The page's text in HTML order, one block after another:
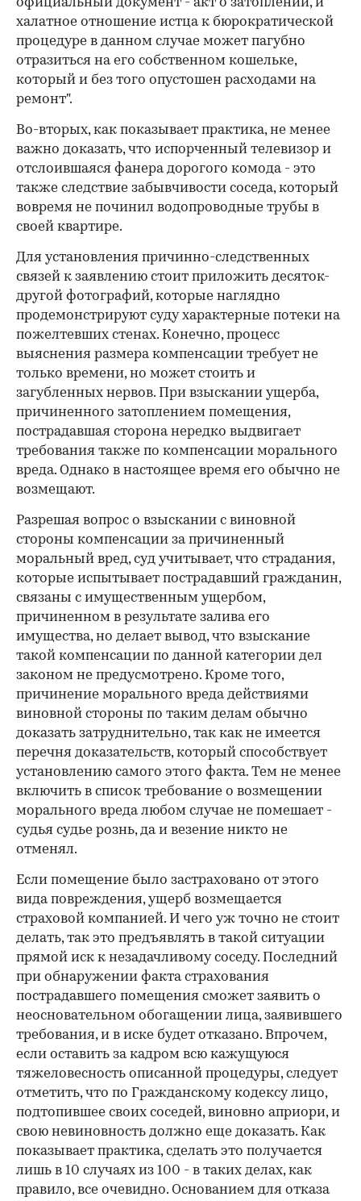
халатное отношение истца к бюрократической
процедуре в данном случае может пагубно
отразиться на его собственном кошельке,
который и без того опустошен расходами на
ремонт".
Во-вторых, как показывает практика, не менее
важно доказать, что испорченный телевизор и
отслоившаяся фанера дорогого комода - это
также следствие забывчивости соседа, который
вовремя не починил водопроводные трубы в
своей квартире.
Для установления причинно-следственных
связей к заявлению стоит приложить десяток-
другой фотографий, которые наглядно
продемонстрируют суду характерные потеки на
пожелтевших стенах. Конечно, процесс
выяснения размера компенсации требует не
только времени, но может стоить и
загубленных нервов. При взыскании ущерба,
причиненного затоплением помещения,
пострадавшая сторона нередко выдвигает
требования также по компенсации морального
вреда. Однако в настоящее время его обычно не
возмещают.
Разрешая вопрос о взыскании с виновной
стороны компенсации за причиненный
моральный вред, суд учитывает, что страдания,
которые испытывает пострадавший гражданин,
связаны с имущественным ущербом,
причиненном в результате залива его
имущества, но делает вывод, что взыскание
такой компенсации по данной категории дел
законом не предусмотрено. Кроме того,
причинение морального вреда действиями
виновной стороны по таким делам обычно
доказать затруднительно, так как не имеется
перечня доказательств, который способствует
установлению самого этого факта. Тем не менее
включить в список требование о возмещении
морального вреда любом случае не помешает -
судья судье рознь, да и везение никто не
отменял.
Если помещение было застраховано от этого
вида повреждения, ущерб возмещается
страховой компанией. И чего уж точно не стоит
делать, так это предъявлять в такой ситуации
прямой иск к незадачливому соседу. Последний
при обнаружении факта страхования
пострадавшего помещения сможет заявить о
неосновательном обогащении лица, заявившего
требования, и в иске будет отказано. Впрочем,
если оставить за кадром всю кажущуюся
тяжеловесность описанной процедуры, следует
отметить, что по Гражданскому кодексу лицо,
подтопившее своих соседей, виновно априори, и
свою невиновность должно еще доказать. Как
показывает практика, сделать это получается
лишь в 10 случаях из 100 - в таких делах, как
правило, все очевидно. Основанием для отказа